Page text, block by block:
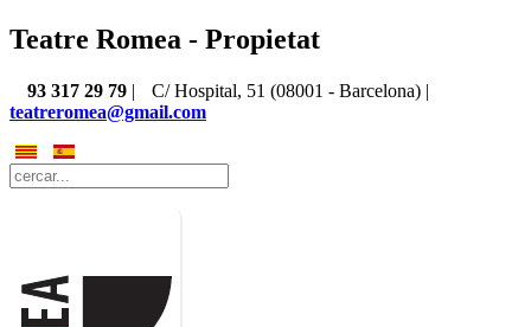
Teatre Romea - Propietat
93 317 29 79 |
C/ Hospital, 51 (08001 - Barcelona) |
teatreromea@gmail.com